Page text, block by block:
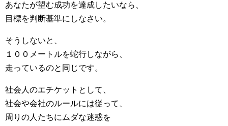
あなたが望む成功を達成したいなら、
目標を判断基準にしなさい。
そうしないと、
１００メートルを蛇行しながら、
走っているのと同じです。
社会人のエチケットとして、
社会や会社のルールには従って、
周りの人たちにムダな迷惑を